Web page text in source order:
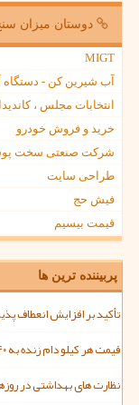
دوستان میزان
MIGT
آب شیرین کن -
انتخابات مجلس ،
خرید و فروش خودرو
شرکت صنعتی سخت
طراحی سایت
فیش حج
قیمت بیسیم
پربیننده ترین ها
تأکید بر افزایش انعطاف
قیمت هر کیلو دام زنده به ۷۴۰ هزار تومان رسید
نظارت های بهداشتی در